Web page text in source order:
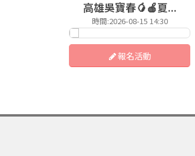
高雄吳寶春🥭🍎夏...
時間:2026-08-15 14:30
報名活動